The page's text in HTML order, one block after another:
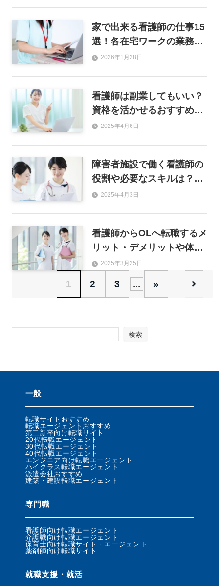
家で出来る看護師の仕事15
選！各在宅ワークの業務内
容や給料、求人の探し方を
2026年1月28日
看護師は副業してもいい？
資格を活かせるおすすめ副
業12選と注意点を解説
2025年4月6日
障害者施設で働く看護師の
役割や必要なスキルは？転
職時にチェックすべき項目
2025年4月3日
看護師からOLへ転職するメ
リット・デメリットや体験
談を解説
2025年3月25日
1 2 3 ... »
検索
一般
転職サイトおすすめ
転職エージェントおすすめ
第二新卒向け転職サイト
20代転職エージェント
30代転職エージェント
40代転職エージェント
エンジニア向け転職エージェント
ハイクラス転職エージェント
派遣会社おすすめ
建築・建設転職エージェント
専門職
看護師向け転職エージェント
介護職向け転職エージェント
保育士向け転職サイト・エージェント
薬剤師向け転職サイト
就職支援・就活